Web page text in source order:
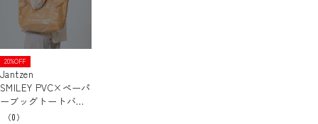
20%OFF
Jantzen
SMILEY PVC×ペーパ
ーブッグトートバッ
グ（0）